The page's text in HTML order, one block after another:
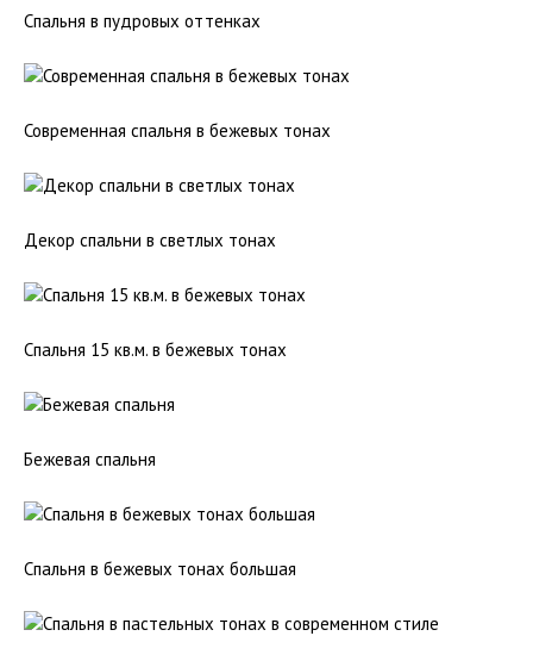
Спальня в пудровых оттенках
Современная спальня в бежевых тонах
Декор спальни в светлых тонах
Спальня 15 кв.м. в бежевых тонах
Бежевая спальня
Спальня в бежевых тонах большая